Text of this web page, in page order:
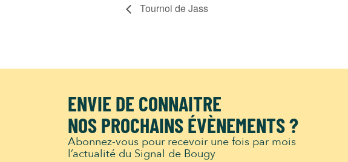
Tournoi de Jass
ENVIE DE CONNAITRE
NOS PROCHAINS ÉVÈNEMENTS ?
Abonnez-vous pour recevoir une fois par mois
l’actualité du Signal de Bougy